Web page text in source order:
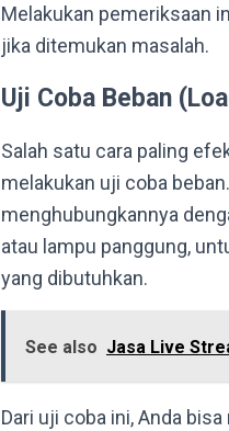
Melakukan pemeriksaan
jika ditemukan masalah.
Uji Coba Beban
Salah satu cara paling
melakukan uji coba
menghubungkannya
atau lampu panggung,
yang dibutuhkan.
See also Jasa Live
Dari uji coba ini, Anda